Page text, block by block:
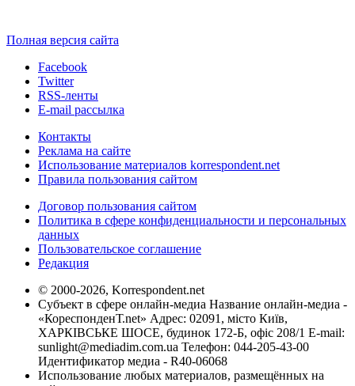
Полная версия сайта
Facebook
Twitter
RSS-ленты
E-mail рассылка
Контакты
Реклама на сайте
Использование материалов korrespondent.net
Правила пользования сайтом
Договор пользования сайтом
Политика в сфере конфиденциальности и персональных
данных
Пользовательское соглашение
Редакция
© 2000-2026, Korrespondent.net
Субъект в сфере онлайн-медиа Название онлайн-медиа -
«КореспонденТ.net» Адрес: 02091, місто Київ,
ХАРКІВСЬКЕ ШОСЕ, будинок 172-Б, офіс 208/1 E-mail:
sunlight@mediadim.com.ua Телефон: 044-205-43-00
Идентификатор медиа - R40-06068
Использование любых материалов, размещённых на